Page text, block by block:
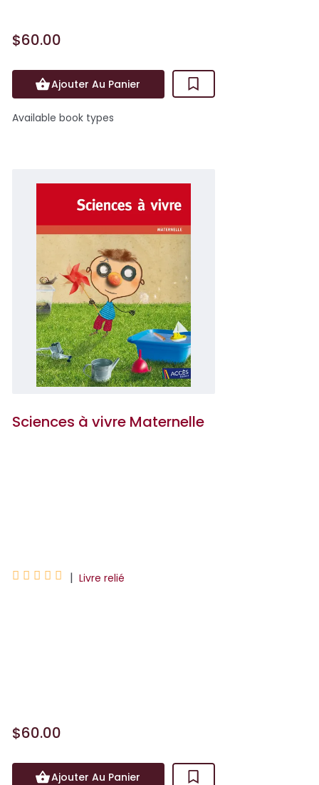
$60.00
Ajouter Au Panier
Available book types
Sciences à vivre Maternelle
     | Livre relié
$60.00
Ajouter Au Panier